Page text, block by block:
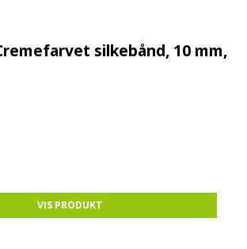
silkebånd, 10 mm,
VIS PRODUKT